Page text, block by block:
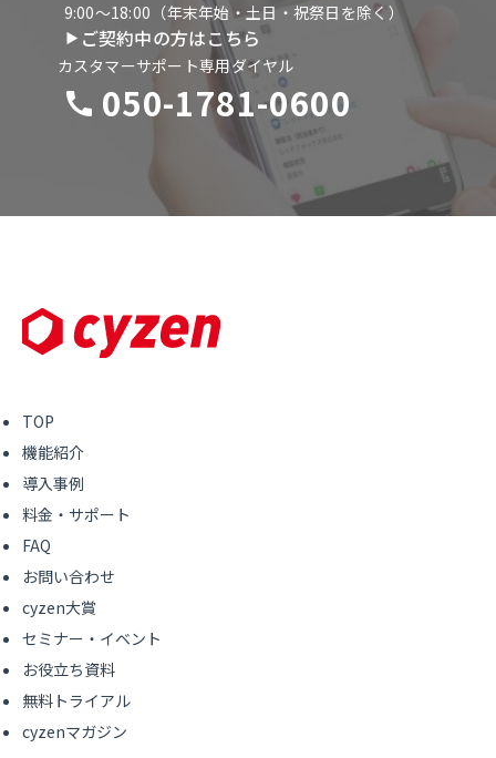
9:00〜18:00（年末年始・土日・祝祭日を除く）
ご契約中の方はこちら
カスタマーサポート専用ダイヤル
050-1781-0600
TOP
機能紹介
導入事例
料金・サポート
FAQ
お問い合わせ
cyzen大賞
セミナー・イベント
お役立ち資料
無料トライアル
cyzenマガジン